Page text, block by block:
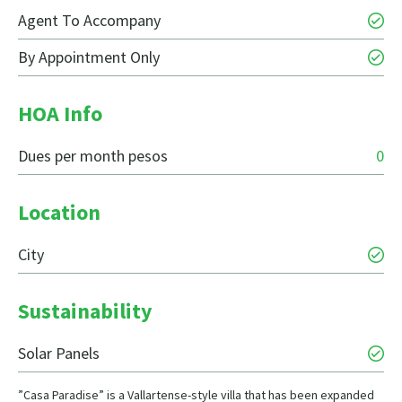
Agent To Accompany
By Appointment Only
HOA Info
Dues per month pesos 0
Location
City
Sustainability
Solar Panels
”Casa Paradise” is a Vallartense-style villa that has been expanded